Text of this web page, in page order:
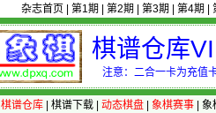
杂志首页 第1期 第2期 第3期 第4期
棋谱仓库
注意：二合一卡为充值
棋谱仓库| 棋谱下载| 动态棋盘| 象棋赛事| 象